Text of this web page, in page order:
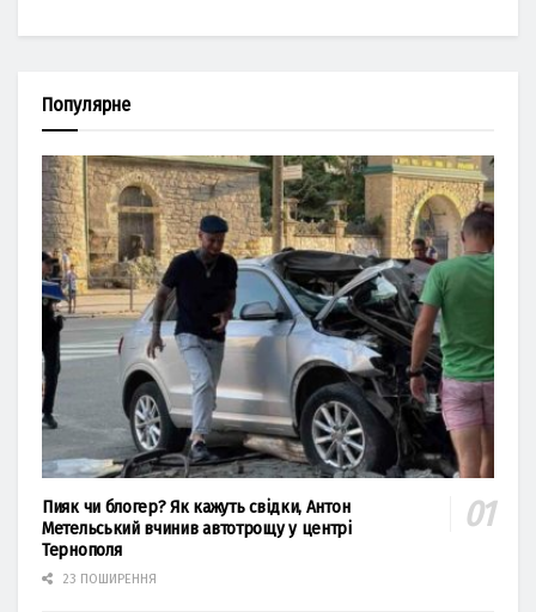
Популярне
Пияк чи блогер? Як кажуть свідки, Антон
Метельський вчинив автотрощу у центрі
Тернополя
23 ПОШИРЕННЯ